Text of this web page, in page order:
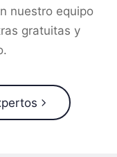
nuestro equipo
gratuitas y